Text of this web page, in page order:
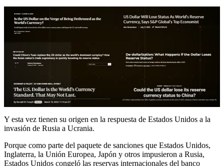
Y esta vez tienen su origen en la respuesta de Estados Unidos a la
invasión de Rusia a Ucrania.
Porque como parte del paquete de sanciones que Estados Unidos,
Inglaterra, la Unión Europea, Japón y otros impusieron a Rusia,
Estados Unidos congeló las reservas internacionales del banco